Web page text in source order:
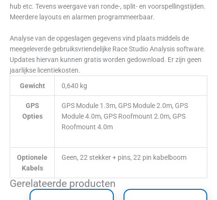
hub etc. Tevens weergave van ronde-, split- en voorspellingstijden.
Meerdere layouts en alarmen programmeerbaar.
Analyse van de opgeslagen gegevens vind plaats middels de
meegeleverde gebruiksvriendelijke Race Studio Analysis software.
Updates hiervan kunnen gratis worden gedownload. Er zijn geen
jaarlijkse licentiekosten.
Gewicht
0,640 kg
GPS
Opties
GPS Module 1.3m, GPS Module 2.0m, GPS
Module 4.0m, GPS Roofmount 2.0m, GPS
Roofmount 4.0m
Optionele
Kabels
Geen, 22 stekker + pins, 22 pin kabelboom
Gerelateerde producten